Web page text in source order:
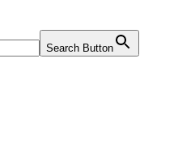
Search Button